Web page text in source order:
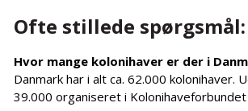
Ofte stillede spørgsmål:
Hvor mange kolonihaver er der i
Danmark har i alt ca. 62.000 kolonihaver.
39.000 organiseret i Kolonihaveforbundet